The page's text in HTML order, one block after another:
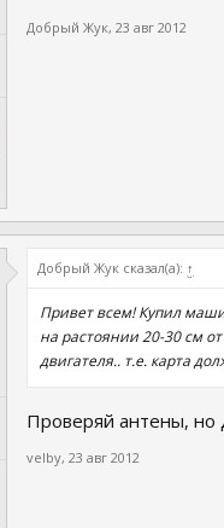
Добрый Жук, 23 авг 2012
Добрый Жук сказал(а): ↑
Привет всем! Купил
на растоянии 20-30 см
двигателя.. т.е. карта
Проверяй антены, но
velby, 23 авг 2012